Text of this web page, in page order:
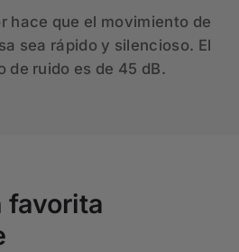
hace que el movimiento de
sea rápido y silencioso. El
de ruido es de 45 dB.
favorita